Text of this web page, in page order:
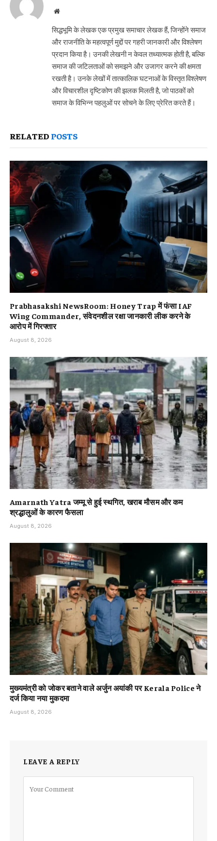
Website
सिद्धभूमि के लेखक एक प्रमुख समाचार लेखक हैं, जिन्होंने समाज
और राजनीति के महत्वपूर्ण मुद्दों पर गहरी जानकारी और विश्लेषण
प्रदान किया है। उनकी लेखनी न केवल तथ्यात्मक होती है, बल्कि
समाज की जटिलताओं को समझने और उजागर करने की क्षमता
रखती है। उनके लेखों में तात्कालिक घटनाओं के विस्तृत विश्लेषण
और विचारशील दृष्टिकोण की झलक मिलती है, जो पाठकों को
समाज के विभिन्न पहलुओं पर सोचने के लिए प्रेरित करते हैं।
RELATED POSTS
Prabhasakshi NewsRoom: Honey Trap में फंसा IAF
Wing Commander, संवेदनशील रक्षा जानकारी लीक करने के
आरोप में गिरफ्तार
August 8, 2026
Amarnath Yatra जम्मू से हुई स्थगित, खराब मौसम और कम
श्रद्धालुओं के कारण फैसला
August 8, 2026
मुख्यमंत्री को जोकर बताने वाले अर्जुन अयांकी पर Kerala Police ने
दर्ज किया नया मुकदमा
August 8, 2026
LEAVE A REPLY